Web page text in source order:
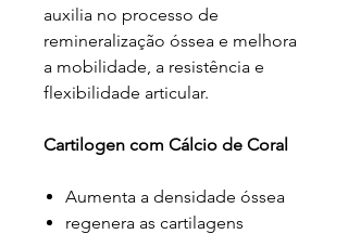
auxilia no processo de
remineralização óssea e melhora
a mobilidade, a resistência e
flexibilidade articular.
Cartilogen com Cálcio de Coral
Aumenta a densidade óssea
regenera as cartilagens